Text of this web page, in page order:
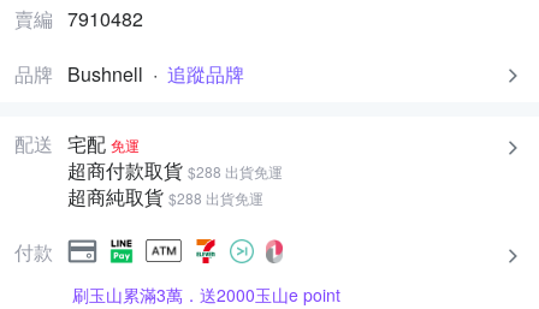
賣編 7910482
品牌
Bushnell · 追蹤品牌
配送 宅配 免運
超商付款取貨 $288 出貨免運
超商純取貨 $288 出貨免運
付款
刷玉山累滿3萬．送2000玉山e point